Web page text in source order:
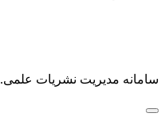
سامانه مدیریت نشریات علمی.